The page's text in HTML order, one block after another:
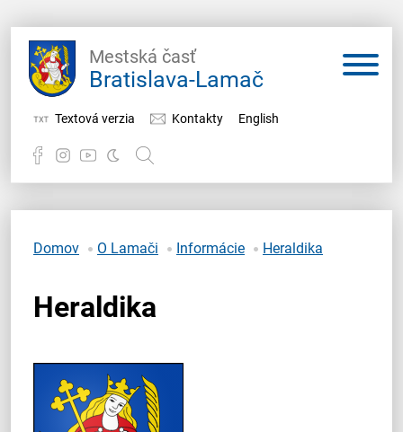
Mestská časť
Bratislava-Lamač
Textová verzia Kontakty English
Samospráva
Domov O Lamači Informácie Heraldika
Heraldika